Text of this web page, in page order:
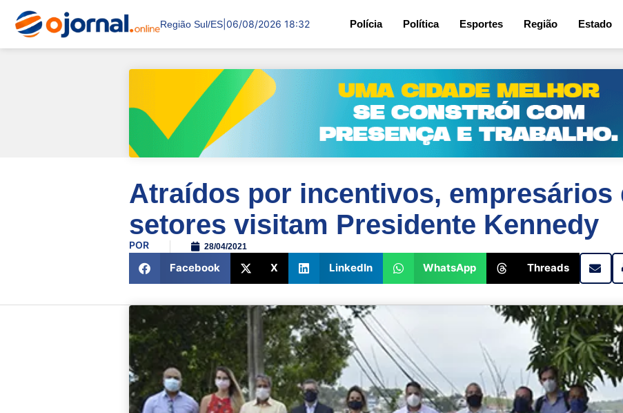
Região Sul/ES 06/08/2026 18:32 Polícia Política Esportes Região Estado
Atraídos por incentivos, empresários
setores visitam Presidente Kennedy
POR 28/04/2021
Facebook X LinkedIn WhatsApp Threads